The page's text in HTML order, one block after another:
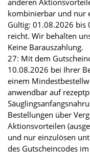
anderen
kombinierbar und nur
Gültig: 01.08.2026 bis
reicht. Wir behalten
Keine Barauszahlung.
27: Mit dem
10.08.2026 bei Ihrer
einem
anwendbar auf
Bestellungen über
Aktionsvorteilen
und nur einzulösen
des Gutscheincodes